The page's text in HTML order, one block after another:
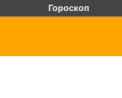
Гороскоп